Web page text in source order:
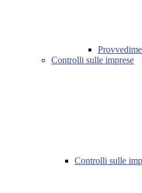
Controlli sulle imprese
Controlli sulle